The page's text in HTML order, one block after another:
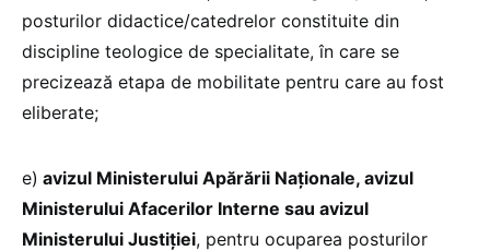
posturilor didactice/catedrelor constituite din
discipline teologice de specialitate, în care se
precizează etapa de mobilitate pentru care au fost
eliberate;
e) avizul Ministerului Apărării Naţionale, avizul
Ministerului Afacerilor Interne sau avizul
Ministerului Justiţiei, pentru ocuparea posturilor